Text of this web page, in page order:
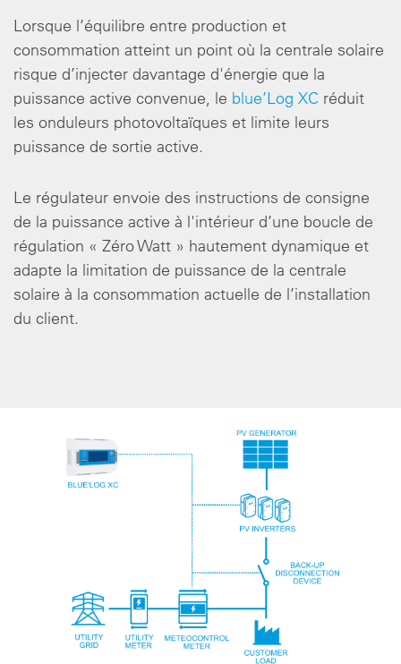
Lorsque l’équilibre entre production et
consommation atteint un point où la centrale solaire
risque d’injecter davantage d'énergie que la
puissance active convenue, le blue’Log XC réduit
les onduleurs photovoltaïques et limite leurs
puissance de sortie active.
Le régulateur envoie des instructions de consigne
de la puissance active à l'intérieur d’une boucle de
régulation « Zéro Watt » hautement dynamique et
adapte la limitation de puissance de la centrale
solaire à la consommation actuelle de l’installation
du client.